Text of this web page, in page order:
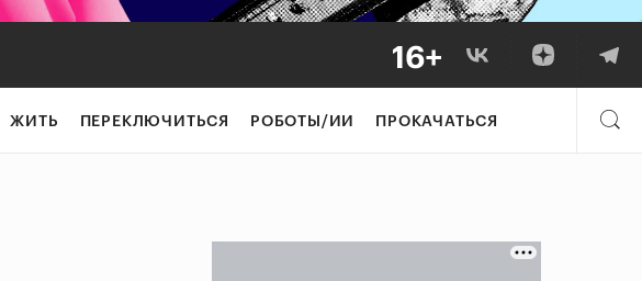
ЖИТЬ ПЕРЕКЛЮЧИТЬСЯ РОБОТЫ/ИИ ПРОКАЧАТЬСЯ